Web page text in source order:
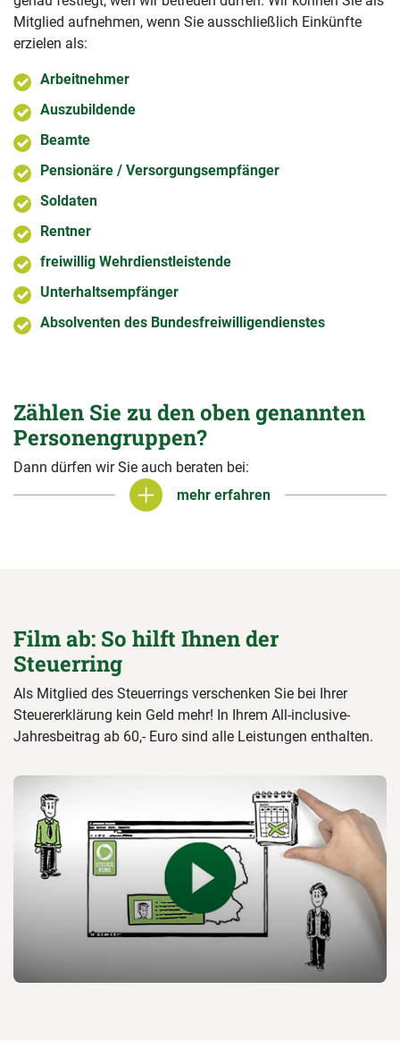
Mitglied aufnehmen, wenn Sie ausschließlich Einkünfte
erzielen als:
Arbeitnehmer
Auszubildende
Beamte
Pensionäre / Versorgungsempfänger
Soldaten
Rentner
freiwillig Wehrdienstleistende
Unterhaltsempfänger
Absolventen des Bundesfreiwilligendienstes
Zählen Sie zu den oben genannten
Personengruppen?
Dann dürfen wir Sie auch beraten bei:
mehr erfahren
mehr erfahren
Film ab: So hilft Ihnen der
Steuerring
Als Mitglied des Steuerrings verschenken Sie bei Ihrer
Steuererklärung kein Geld mehr! In Ihrem All-inclusive-
Jahresbeitrag ab 60,- Euro sind alle Leistungen enthalten.